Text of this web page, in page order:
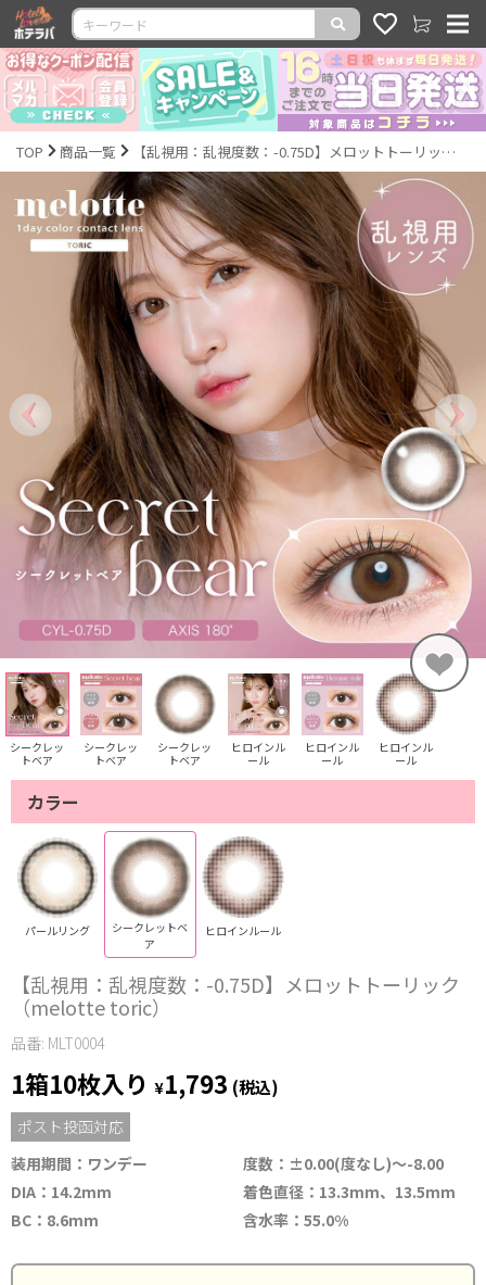
TOP 商品一覧 【乱視用：乱視度数：-0.75D】メロットトーリック（melotte toric）
シークレッ
トベア
シークレッ
トベア
シークレッ
トベア
ヒロインル
ール
ヒロインル
ール
ヒロインル
ール
カラー
パールリング
シークレットベ
ア
ヒロインルール
【乱視用：乱視度数：-0.75D】メロットトーリック
（melotte toric）
品番: MLT0004
1箱10枚入り ¥1,793 (税込)
ポスト投函対応
装用期間：ワンデー
度数：±0.00(度なし)～-8.00
DIA：14.2mm
着色直径：13.3mm、13.5mm
BC：8.6mm
含水率：55.0%